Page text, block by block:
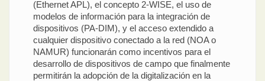
(Ethernet APL), el concepto 2-WISE, el uso de
modelos de información para la integración de
dispositivos (PA-DIM), y el acceso extendido a
cualquier dispositivo conectado a la red (NOA o
NAMUR) funcionarán como incentivos para el
desarrollo de dispositivos de campo que finalmente
permitirán la adopción de la digitalización en la